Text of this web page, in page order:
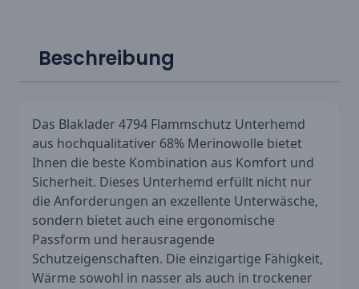
Beschreibung
Das Blaklader 4794 Flammschutz Unterhemd
aus hochqualitativer 68% Merinowolle bietet
Ihnen die beste Kombination aus Komfort und
Sicherheit. Dieses Unterhemd erfüllt nicht nur
die Anforderungen an exzellente Unterwäsche,
sondern bietet auch eine ergonomische
Passform und herausragende
Schutzeigenschaften. Die einzigartige Fähigkeit,
Wärme sowohl in nasser als auch in trockener